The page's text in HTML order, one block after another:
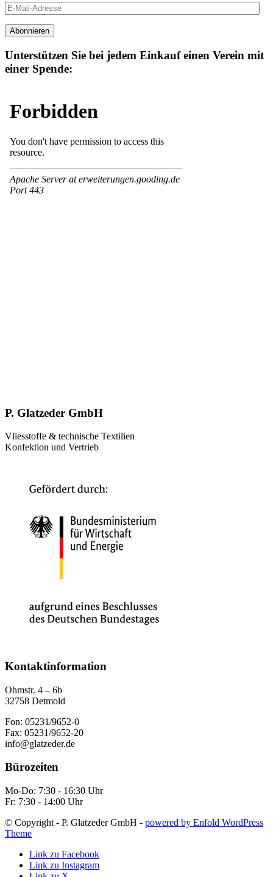
E-
Mail-
Adresse
Abonnieren
Unterstützen Sie bei jedem Einkauf einen Verein mit
einer Spende:
P. Glatzeder GmbH
Vliesstoffe & technische Textilien
Konfektion und Vertrieb
Kontaktinformation
Ohmstr. 4 – 6b
32758 Detmold
Fon: 05231/9652-0
Fax: 05231/9652-20
info@glatzeder.de
Bürozeiten
Mo-Do: 7:30 - 16:30 Uhr
Fr: 7:30 - 14:00 Uhr
© Copyright - P. Glatzeder GmbH - powered by Enfold WordPress
Theme
Link zu Facebook
Link zu Instagram